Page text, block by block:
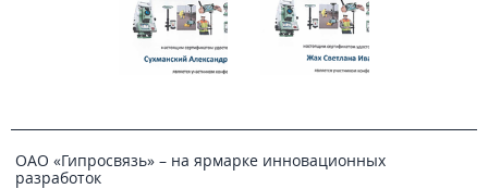
ОАО «Гипросвязь» – на ярмарке инновационных
разработок